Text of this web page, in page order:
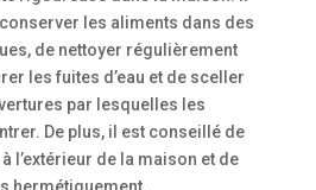
les aliments dans des
de nettoyer régulièrement
les fuites d’eau et de sceller
par lesquelles les
De plus, il est conseillé de
l’extérieur de la maison et de
hermétiquement.